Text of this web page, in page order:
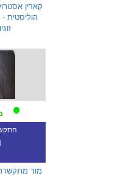
קארין
הוליסטית
מור